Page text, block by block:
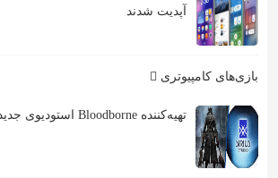
آپدیت شدند
بازی‌های کامپیوتری
تهیه‌کننده Bloodborne استودیوی جدیدی افتتاح کرد